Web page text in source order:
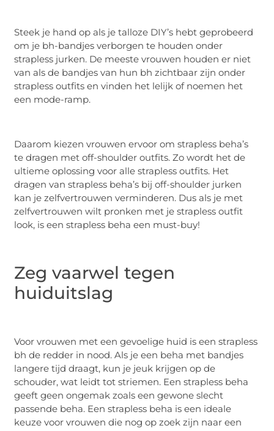
Steek je hand op als je talloze DIY’s hebt geprobeerd
om je bh-bandjes verborgen te houden onder
strapless jurken. De meeste vrouwen houden er niet
van als de bandjes van hun bh zichtbaar zijn onder
strapless outfits en vinden het lelijk of noemen het
een mode-ramp.
Daarom kiezen vrouwen ervoor om strapless beha’s
te dragen met off-shoulder outfits. Zo wordt het de
ultieme oplossing voor alle strapless outfits. Het
dragen van strapless beha’s bij off-shoulder jurken
kan je zelfvertrouwen verminderen. Dus als je met
zelfvertrouwen wilt pronken met je strapless outfit
look, is een strapless beha een must-buy!
Zeg vaarwel tegen
huiduitslag
Voor vrouwen met een gevoelige huid is een strapless
bh de redder in nood. Als je een beha met bandjes
langere tijd draagt, kun je jeuk krijgen op de
schouder, wat leidt tot striemen. Een strapless beha
geeft geen ongemak zoals een gewone slecht
passende beha. Een strapless beha is een ideale
keuze voor vrouwen die nog op zoek zijn naar een